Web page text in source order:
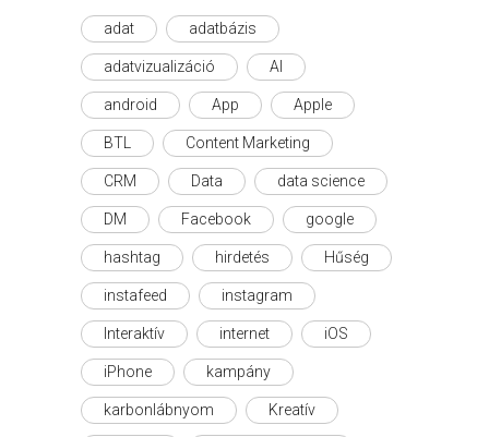
adat adatbázis
adatvizualizáció AI
android App Apple
BTL Content Marketing
CRM Data data science
DM Facebook google
hashtag hirdetés Hűség
instafeed instagram
Interaktív internet iOS
iPhone kampány
karbonlábnyom Kreatív